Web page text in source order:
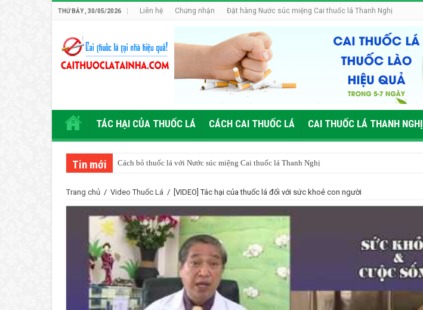
THỨ BẢY , 30/05/2026 Liên hệ Chứng nhận Đặt hàng Nước súc miệng Cai thuốc lá Thanh Nghị
TÁC HẠI CỦA THUỐC LÁ CÁCH CAI THUỐC LÁ CAI THUỐC LÁ THANH NGHỊ
Tin mới Cách bỏ thuốc lá với Nước súc miệng Cai thuốc lá Thanh Nghị
Trên thế giới, người ta đang cai thuốc lá như thế nào?
Làm sao cai thuốc lá mà không tăng cân?
Những vấn đề người muốn cai thuốc lá quan tâm
Những thay đổi kỳ diệu của cơ thể sau khi bỏ thuốc lá
Cai thuốc lá bằng các biện pháp khoa học
Trang chủ / Video Thuốc Lá / [VIDEO] Tác hại của thuốc lá đối với sức khoẻ con người